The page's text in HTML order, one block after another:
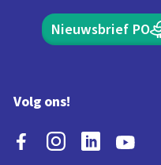
Nieuwsbrief PO
Volg ons!